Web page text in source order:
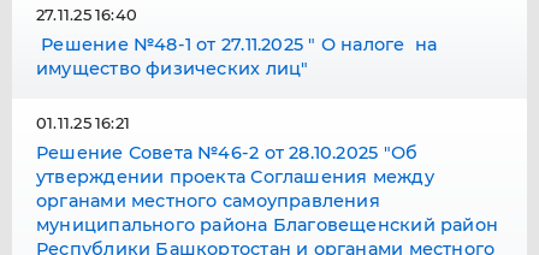
Решение №48-1 от 27.11.2025 " О налоге на
имущество физических лиц"
27.11.25 16:40
Решение Совета №46-2 от 28.10.2025 "Об
утверждении проекта Соглашения между
органами местного самоуправления
муниципального района Благовещенский район
Республики Башкортостан и органами местного
01.11.25 16:21